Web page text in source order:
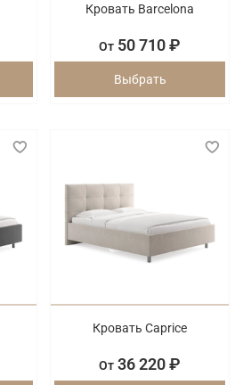
Кровать Barcelona
От 50 710 ₽
Выбрать
Кровать Caprice
От 36 220 ₽